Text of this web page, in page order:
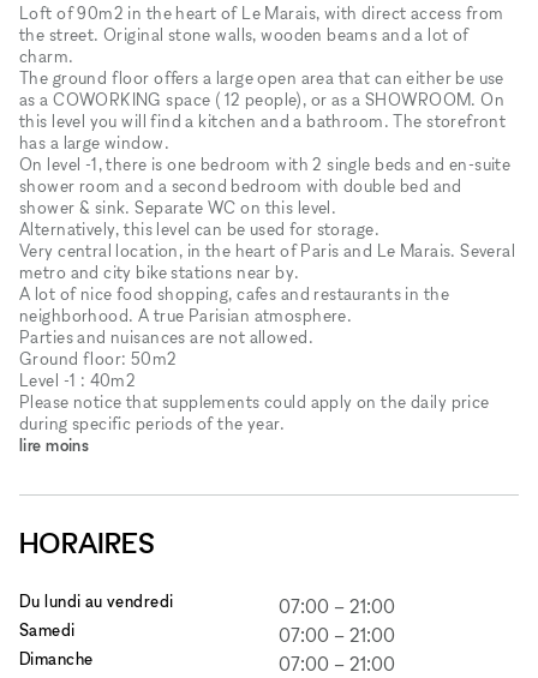
Loft of 90m2 in the heart of Le Marais, with direct access from
the street. Original stone walls, wooden beams and a lot of
charm.
The ground floor offers a large open area that can either be use
as a COWORKING space ( 12 people), or as a SHOWROOM. On
this level you will find a kitchen and a bathroom. The storefront
has a large window.
On level -1, there is one bedroom with 2 single beds and en-suite
shower room and a second bedroom with double bed and
shower & sink. Separate WC on this level.
Alternatively, this level can be used for storage.
Very central location, in the heart of Paris and Le Marais. Several
metro and city bike stations near by.
A lot of nice food shopping, cafes and restaurants in the
neighborhood. A true Parisian atmosphere.
Parties and nuisances are not allowed.
Ground floor: 50m2
Level -1 : 40m2
Please notice that supplements could apply on the daily price
during specific periods of the year.
lire moins
HORAIRES
Du lundi au vendredi 07:00 – 21:00
Samedi 07:00 – 21:00
Dimanche 07:00 – 21:00